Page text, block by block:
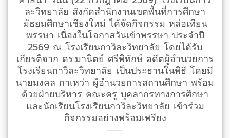
ละวิทยาลัย สังกัดสำนักงานเขตพื้นที่การศึกษา
มัธยมศึกษาเชียงใหม่ ได้จัดกิจกรรม หล่อเทียน
พรรษา เนื่องในโอกาสวันเข้าพรรษา ประจำปี
2569 ณ โรงเรียนกาวิละวิทยาลัย โดยได้รับ
เกียรติจาก ดร.มานิตย์ ศรีพิทักษ์ อดีตผู้อำนวยการ
โรงเรียนกาวิละวิทยาลัย เป็นประธานในพิธี โดยมี
นายมงคล กาเหว่า ผู้อำนวยการสถานศึกษา พร้อม
ด้วยฝ่ายบริหาร คณะครู บุคลากรทางการศึกษา
และนักเรียนโรงเรียนกาวิละวิทยาลัย เข้าร่วม
กิจกรรมอย่างพร้อมเพรียง